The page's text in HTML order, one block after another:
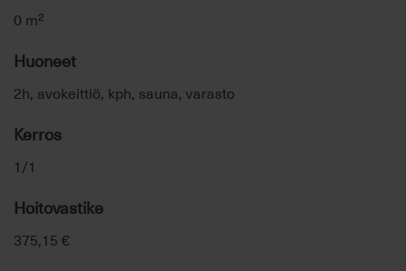
0 m²
Huoneet
2h, avokeittiö, kph, sauna, varasto
Kerros
1/1
Hoitovastike
375,15 €